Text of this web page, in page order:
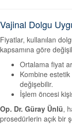
Vajinal Dolgu
Fiyatlar, kullanılan
kapsamına göre
Ortalama fiyat
Kombine estetik
değişebilir.
İşlem öncesi
Op. Dr. Güray Ünlü,
prosedürlerin açık bir